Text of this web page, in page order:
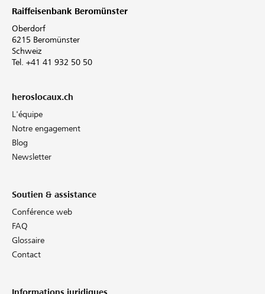
Raiffeisenbank Beromünster
Oberdorf
6215 Beromünster
Schweiz
Tel. +41 41 932 50 50
heroslocaux.ch
L'équipe
Notre engagement
Blog
Newsletter
Soutien & assistance
Conférence web
FAQ
Glossaire
Contact
Informations juridiques